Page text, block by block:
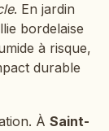
. En jardin
bordelaise
à risque,
durable
À Saint-